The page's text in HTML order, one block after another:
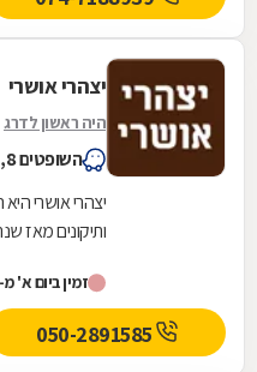
יצהרי אושרי
היה ראשון לדרג
השופטים 8, חולון
יצהרי אושרי
בישראל...
זמין ביום א' מ-8:00